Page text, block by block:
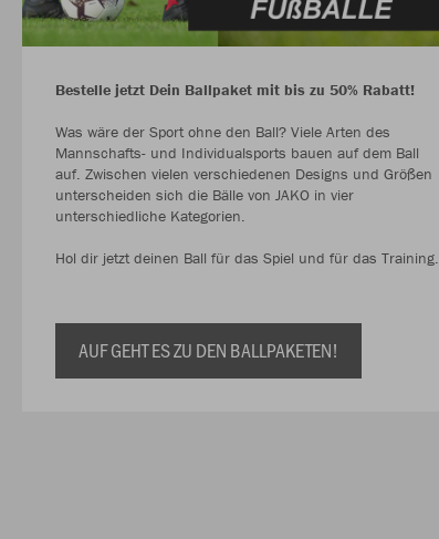
Bestelle jetzt Dein Ballpaket mit bis zu 50% Rabatt!
Was wäre der Sport ohne den Ball? Viele Arten des
Mannschafts- und Individualsports bauen auf dem Ball
auf. Zwischen vielen verschiedenen Designs und Größen
unterscheiden sich die Bälle von JAKO in vier
unterschiedliche Kategorien.
Hol dir jetzt deinen Ball für das Spiel und für das Training.
AUF GEHT ES ZU DEN BALLPAKETEN!